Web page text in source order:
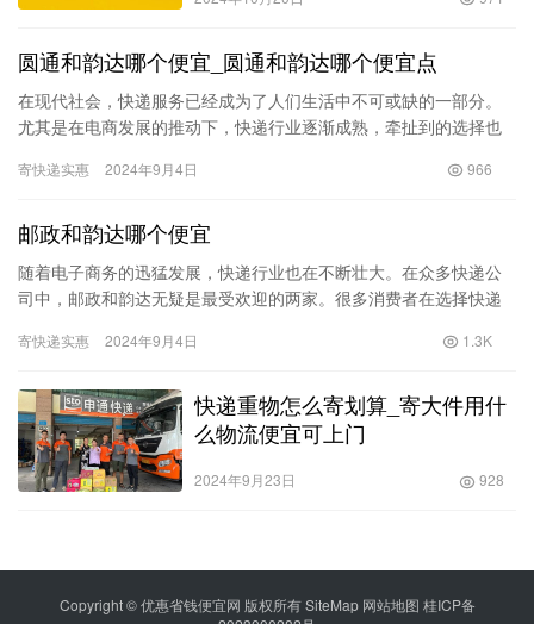
圆通和韵达哪个便宜_圆通和韵达哪个便宜点
在现代社会，快递服务已经成为了人们生活中不可或缺的一部分。
尤其是在电商发展的推动下，快递行业逐渐成熟，牵扯到的选择也
覆盖范…
寄快递实惠 2024年9月4日 966
邮政和韵达哪个便宜
随着电子商务的迅猛发展，快递行业也在不断壮大。在众多快递公
司中，邮政和韵达无疑是最受欢迎的两家。很多消费者在选择快递
题，…
寄快递实惠 2024年9月4日 1.3K
快递重物怎么寄划算_寄大件用什
么物流便宜可上门
2024年9月23日 928
Copyright © 优惠省钱便宜网 版权所有SiteMap 网站地图 桂ICP备